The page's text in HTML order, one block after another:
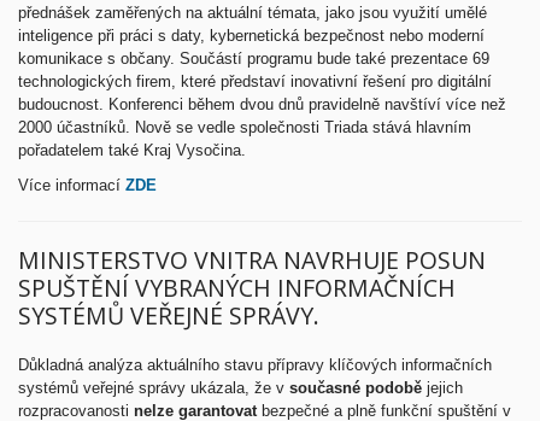
přednášek zaměřených na aktuální témata, jako jsou využití umělé
inteligence při práci s daty, kybernetická bezpečnost nebo moderní
komunikace s občany. Součástí programu bude také prezentace 69
technologických firem, které představí inovativní řešení pro digitální
budoucnost. Konferenci během dvou dnů pravidelně navštíví více než
2000 účastníků. Nově se vedle společnosti Triada stává hlavním
pořadatelem také Kraj Vysočina.
Více informací ZDE
MINISTERSTVO VNITRA NAVRHUJE POSUN
SPUŠTĚNÍ VYBRANÝCH INFORMAČNÍCH
SYSTÉMŮ VEŘEJNÉ SPRÁVY.
Důkladná analýza aktuálního stavu přípravy klíčových informačních
systémů veřejné správy ukázala, že v současné podobě jejich
rozpracovanosti nelze garantovat bezpečné a plně funkční spuštění v